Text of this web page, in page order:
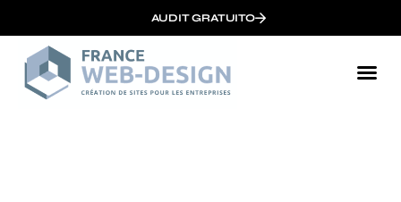
AUDIT GRATUITO